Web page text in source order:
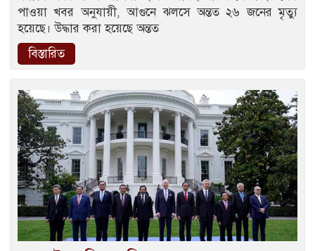
পাওয়া খবর অনুযায়ী, আগুনে ঝলসে অন্তত ২৬ জনের মৃত্যু
হয়েছে। উদ্ধার করা হয়েছে অন্তত
বিস্তারিত